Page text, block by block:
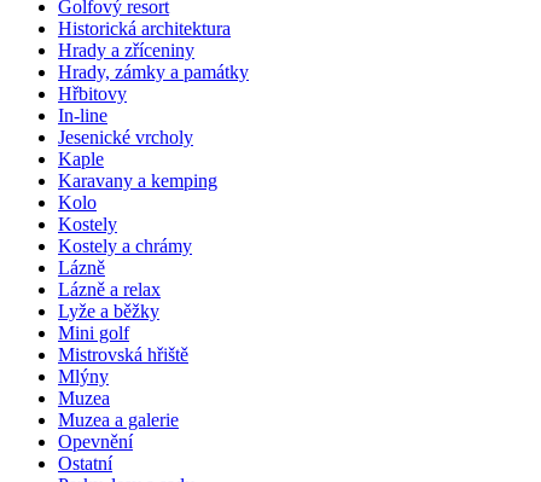
Golfový resort
Historická architektura
Hrady a zříceniny
Hrady, zámky a památky
Hřbitovy
In-line
Jesenické vrcholy
Kaple
Karavany a kemping
Kolo
Kostely
Kostely a chrámy
Lázně
Lázně a relax
Lyže a běžky
Mini golf
Mistrovská hřiště
Mlýny
Muzea
Muzea a galerie
Opevnění
Ostatní